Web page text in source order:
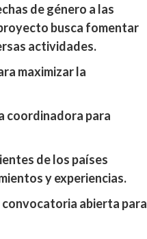
de género a las
busca fomentar
actividades.
maximizar la
coordinadora para
de los países
y experiencias.
abierta para